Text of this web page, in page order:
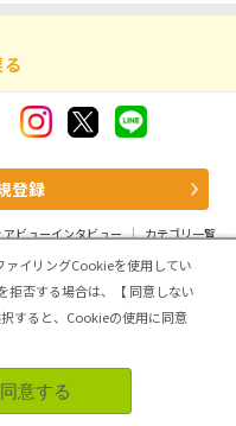
る
登録
ビューインタビュー | カテゴリ一覧
サイトマップ
All Rights Reserved.
ァイリングCookieを使用してい
拒否する場合は、【 同意しない
択すると、Cookieの使用に同意
同意する